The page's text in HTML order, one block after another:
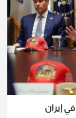
إيران